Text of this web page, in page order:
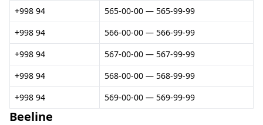
+998 94
565-00-00 — 565-99-99
+998 94
566-00-00 — 566-99-99
+998 94
567-00-00 — 567-99-99
+998 94
568-00-00 — 568-99-99
+998 94
569-00-00 — 569-99-99
Beeline